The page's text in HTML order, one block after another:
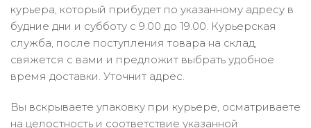
курьера, который прибудет по указанному адресу в
будние дни и субботу с 9.00 до 19.00. Курьерская
служба, после поступления товара на склад,
свяжется с вами и предложит выбрать удобное
время доставки. Уточнит адрес.
Вы вскрываете упаковку при курьере, осматриваете
на целостность и соответствие указанной